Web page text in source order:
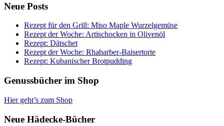
Neue Posts
Rezept für den Grill: Miso Maple Wurzelgemüse
Rezept der Woche: Artischocken in Olivenöl
Rezept: Dätschet
Rezept der Woche: Rhabarber-Baisertorte
Rezept: Kubanischer Brotpudding
Genussbücher im Shop
Hier geht’s zum Shop
Neue Hädecke-Bücher